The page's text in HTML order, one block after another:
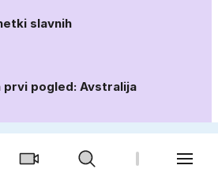
slavnih
prvi pogled: Avstralija